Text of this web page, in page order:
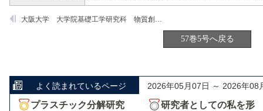
大阪大学 大学院基礎工学研究科 物質創成専攻 化学工学領域 西山研究室
57巻5号へ戻る
よく読まれているページ 2026年05月07日 ～ 2026年08
プラスチック分解研究
研究者としての私を形